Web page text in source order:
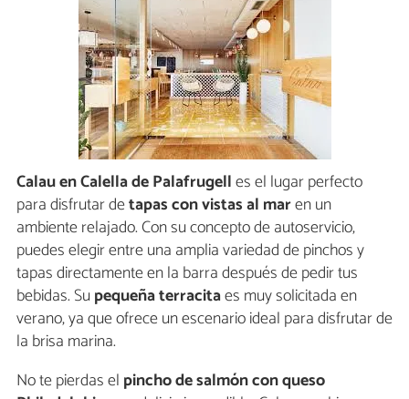
Calau en Calella de Palafrugelles el lugar perfecto
para disfrutar detapas con vistas al maren un
ambiente relajado. Con su concepto de autoservicio,
puedes elegir entre una amplia variedad de pinchos y
tapas directamente en la barra después de pedir tus
bebidas. Supequeña terracitaes muy solicitada en
verano, ya que ofrece un escenario ideal para disfrutar de
la brisa marina.
No te pierdas el pincho de salmón con queso